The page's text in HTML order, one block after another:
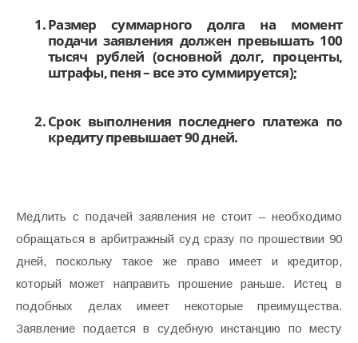
Размер суммарного долга на момент
подачи заявления должен превышать 100
тысяч рублей (основной долг, проценты,
штрафы, пеня – все это суммируется);
Срок выполнения последнего платежа по
кредиту превышает 90 дней.
Медлить с подачей заявления не стоит – необходимо
обращаться в арбитражный суд сразу по прошествии 90
дней, поскольку такое же право имеет и кредитор,
который может направить прошение раньше. Истец в
подобных делах имеет некоторые преимущества.
Заявление подается в судебную инстанцию по месту